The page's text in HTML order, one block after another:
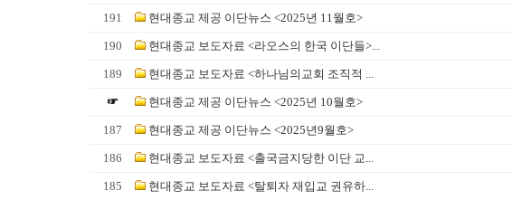
191 현대종교 제공 이단뉴스 <2025년 11월호>
190 현대종교 보도자료 <라오스의 한국 이단들>...
189 현대종교 보도자료 <하나님의교회 조직적 ...
☞ 현대종교 제공 이단뉴스 <2025년 10월호>
187 현대종교 제공 이단뉴스 <2025년9월호>
186 현대종교 보도자료 <출국금지당한 이단 교...
185 현대종교 보도자료 <탈퇴자 재입교 권유하...